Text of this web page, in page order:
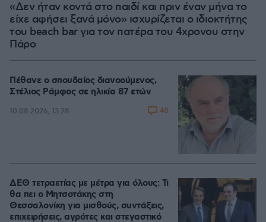
«Δεν ήταν κοντά στο παιδί και πριν έναν μήνα το
είχε αφήσει ξανά μόνο» ισχυρίζεται ο ιδιοκτήτης
του beach bar για τον πατέρα του 4χρονου στην
Πάρο
Πέθανε ο σπουδαίος διανοούμενος,
Στέλιος Ράμφος σε ηλικία 87 ετών
10.08.2026, 13:28 48
ΔΕΘ τετραετίας με μέτρα για όλους: Τι
θα πει ο Μητσοτάκης στη
Θεσσαλονίκη για μισθούς, συντάξεις,
επιχειρήσεις, αγρότες και στεγαστικό